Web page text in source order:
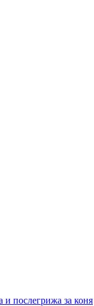
и послегрижа за коня